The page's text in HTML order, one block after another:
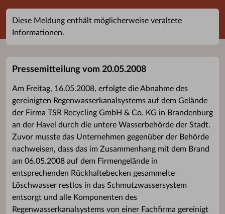
Diese Meldung enthält möglicherweise veraltete
Informationen.
Pressemitteilung vom 20.05.2008
Am Freitag, 16.05.2008, erfolgte die Abnahme des
gereinigten Regenwasserkanalsystems auf dem Gelände
der Firma TSR Recycling GmbH & Co. KG in Brandenburg
an der Havel durch die untere Wasserbehörde der Stadt.
Zuvor musste das Unternehmen gegenüber der Behörde
nachweisen, dass das im Zusammenhang mit dem Brand
am 06.05.2008 auf dem Firmengelände in
entsprechenden Rückhaltebecken gesammelte
Löschwasser restlos in das Schmutzwassersystem
entsorgt und alle Komponenten des
Regenwasserkanalsystems von einer Fachfirma gereinigt